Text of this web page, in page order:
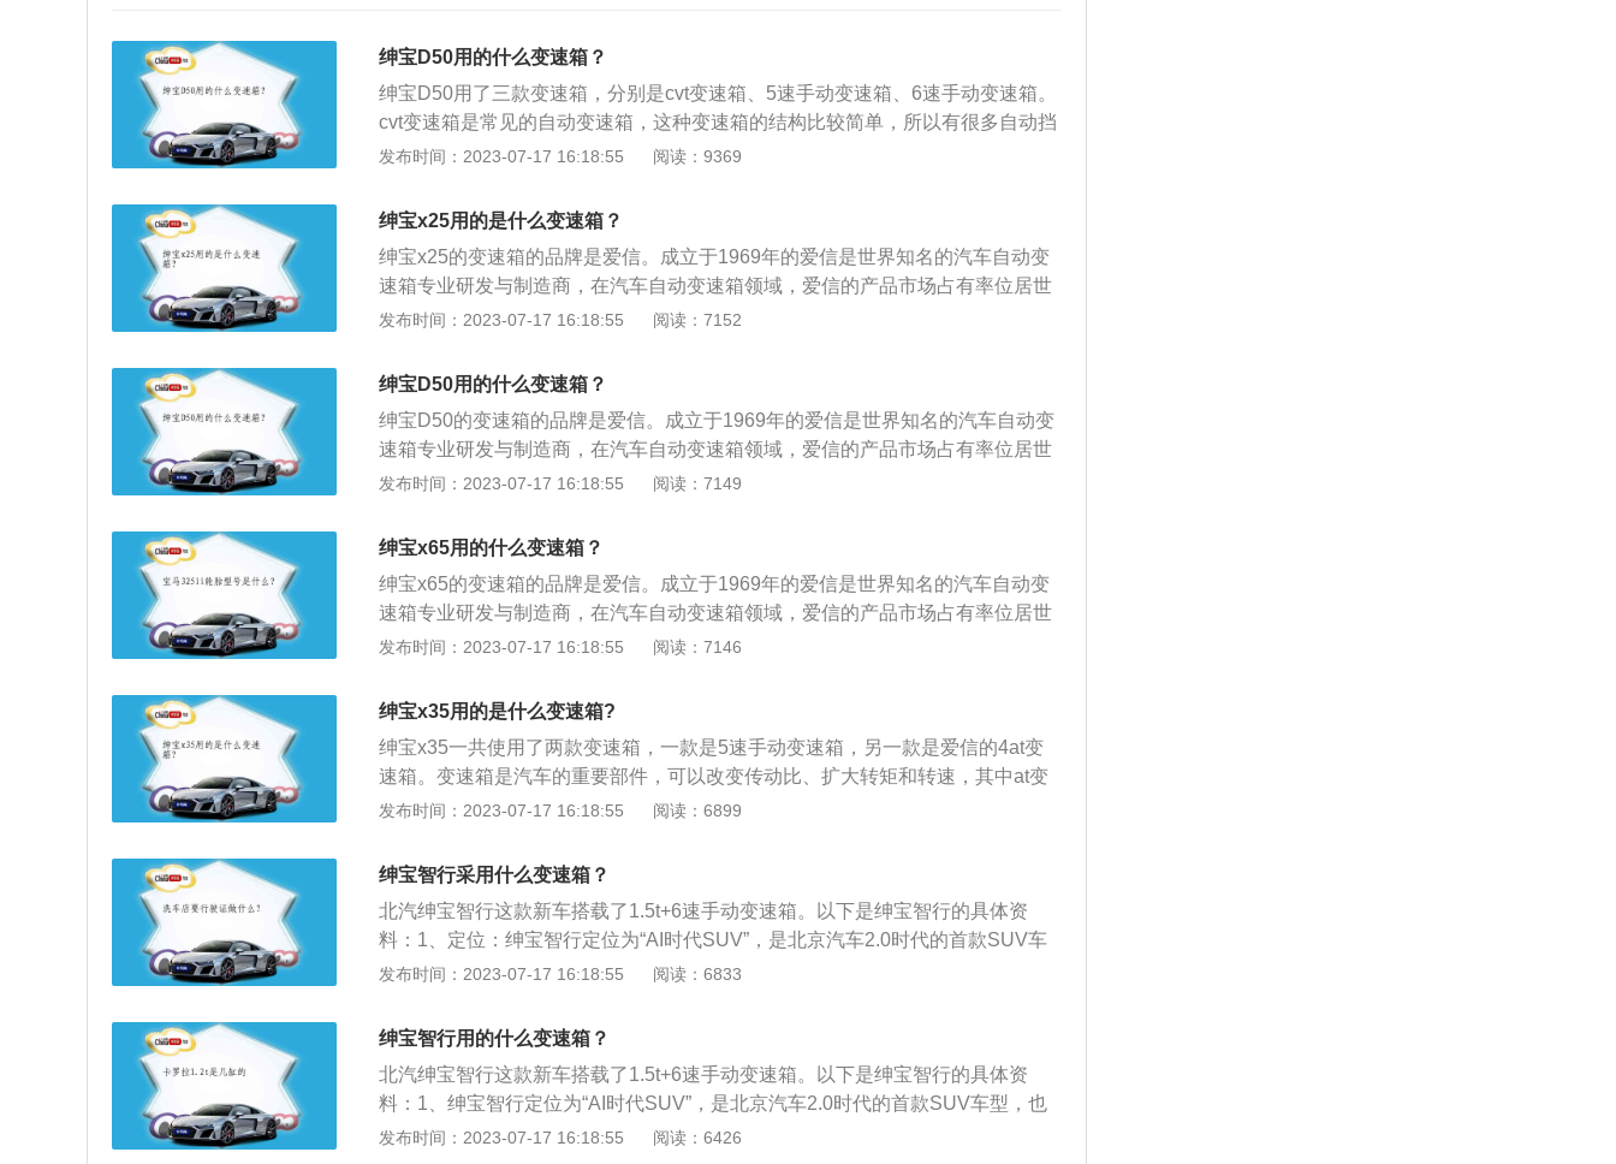
绅宝D50用的什么变速箱？
绅宝D50用了三款变速箱，分别是cvt变速箱、5速手动变速箱、6速手动变速箱。
cvt变速箱是常见的自动变速箱，这种变速箱的结构比较简单，所以有很多自动挡
汽车都会使用cvt变速箱。cvt变速箱内部有两个锥轮和一个钢片链条，变速箱的钢
分别为4630mm、1850mm、1480mm，轴距为2670mm，搭载了1.5L自然吸气发
动机，发动机最大功率为85千瓦，最大扭矩为148牛米。
发布时间：2023-07-17 16:18:55 阅读：9369
绅宝x25用的是什么变速箱？
绅宝x25的变速箱的品牌是爱信。成立于1969年的爱信是世界知名的汽车自动变
速箱专业研发与制造商，在汽车自动变速箱领域，爱信的产品市场占有率位居世
界第一。绅宝x25手动挡变速箱使用了5档手动，自动变速箱使用了4挡自动。自
的速比。绅宝x25的变速箱在日常使用中，要注意以下几点：不可长时间不更换
变速箱油。长时间不更换变速箱油会导致变速箱内轴承、壳体等部件的损坏；避
免长时间空挡滑行。在驾驶手动挡车型时，很多“老司机”会采用空挡滑行的操
作，但对自动挡车型来说，空挡滑行会导致自动变速箱过热、再次挂入D挡时会
产生一定冲击；切忌在没停稳时挂入D/R挡。很多司机为了体现自己“流畅”的操
长时间的话会造成打齿等故障；不要频繁D挡爬陡坡。在面对一些陡坡路段时，
自动挡车辆往往会因为高负荷而过热，或过早升挡导致爬坡无力，这时可以用手
动模式限定低速档位或用运动模式来保护变速箱；不能长距离拖车。当自动挡车
拖车绳等，用车辆直接拖拽。
发布时间：2023-07-17 16:18:55 阅读：7152
绅宝D50用的什么变速箱？
绅宝D50的变速箱的品牌是爱信。成立于1969年的爱信是世界知名的汽车自动变
速箱专业研发与制造商，在汽车自动变速箱领域，爱信的产品市场占有率位居世
界第一。绅宝D50变速箱使用了cvt变速箱、5速手动变速箱和6速手动变速箱。无
于自动变速箱的跳挡过程，而是连续的，因此动力传输持续而顺畅。绅宝D50的
变速箱在日常使用中，要注意以下几点：不可长时间不更换变速箱油。长时间不
更换变速箱油会导致变速箱内轴承、壳体等部件的损坏；避免长时间空挡滑行。
在驾驶手动挡车型时，很多“老司机”会采用空挡滑行的操作，但对自动挡车型来
说，空挡滑行会导致自动变速箱过热、再次挂入D挡时会产生一定冲击；切忌在
直接挂入反向挡位，这样对变速箱内齿轮的伤害较高，长时间的话会造成打齿等
故障；不要频繁D挡爬陡坡。在面对一些陡坡路段时，自动挡车辆往往会因为高
负荷而过热，或过早升挡导致爬坡无力，这时可以用手动模式限定低速档位或用
式拖车，在车辆处于N挡时移动至托板上，而不能使用拖车绳等，用车辆直接拖
发布时间：2023-07-17 16:18:55 阅读：7149
绅宝x65用的什么变速箱？
绅宝x65的变速箱的品牌是爱信。成立于1969年的爱信是世界知名的汽车自动变
速箱专业研发与制造商，在汽车自动变速箱领域，爱信的产品市场占有率位居世
界第一。绅宝x65变速箱使用了5速手动变速箱和6挡自动变速箱。自动变速箱：
宝x65的变速箱在日常使用中，要注意以下几点：不可长时间不更换变速箱油。
长时间不更换变速箱油会导致变速箱内轴承、壳体等部件的损坏；避免长时间空
挡滑行。在驾驶手动挡车型时，很多“老司机”会采用空挡滑行的操作，但对自动
挡车型来说，空挡滑行会导致自动变速箱过热、再次挂入D挡时会产生一定冲
击；切忌在没停稳时挂入D/R挡。很多司机为了体现自己“流畅”的操作，会在车辆
造成打齿等故障；不要频繁D挡爬陡坡。在面对一些陡坡路段时，自动挡车辆往
往会因为高负荷而过热，或过早升挡导致爬坡无力，这时可以用手动模式限定低
速档位或用运动模式来保护变速箱；不能长距离拖车。当自动挡车辆发生故障
用车辆直接拖拽。
发布时间：2023-07-17 16:18:55 阅读：7146
绅宝x35用的是什么变速箱?
绅宝x35一共使用了两款变速箱，一款是5速手动变速箱，另一款是爱信的4at变
速箱。变速箱是汽车的重要部件，可以改变传动比、扩大转矩和转速，其中at变
速箱是目前技术最成熟，应用最广泛的变速箱。以下关于变速箱简介：1、变速
自动变速箱由液力变扭器、行星齿轮等组成。2、变速箱的发展改革：随着汽车
行业的不断发展，变速箱由过去的手动变速箱变为现在的自动变速箱。变速箱在
发动机旋转方向不变下，使汽车可以后退行驶，挂空挡可以中断动力使发动机启
动变速。车主使用自动变速箱可以轻松完成对汽车的驾驶，手动变速箱和自动变
速箱相比不易出现故障。
发布时间：2023-07-17 16:18:55 阅读：6899
绅宝智行采用什么变速箱？
北汽绅宝智行这款新车搭载了1.5t+6速手动变速箱。以下是绅宝智行的具体资
料：1、定位：绅宝智行定位为“AI时代SUV”，是北京汽车2.0时代的首款SUV车
型，也是业内首款以AI技术为核心定位的车型。2、设计理念：北汽绅宝智行采用
线尾灯，有独特的“智行蓝”配色。3、动力：其最大的功率为110kw，峰值扭矩达
到210Nm，百公里加速仅需10.94秒，油耗只有6.7L。
发布时间：2023-07-17 16:18:55 阅读：6833
绅宝智行用的什么变速箱？
北汽绅宝智行这款新车搭载了1.5t+6速手动变速箱。以下是绅宝智行的具体资
料：1、绅宝智行定位为“AI时代SUV”，是北京汽车2.0时代的首款SUV车型，也
是业内首款以AI技术为核心定位的车型。2、北汽绅宝智行采用OFFSPACE设计
发布时间：2023-07-17 16:18:55 阅读：6426